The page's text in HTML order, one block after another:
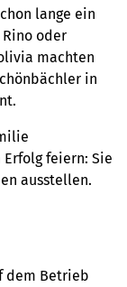
lange ein
Rino oder
machten
in
feiern: Sie
ausstellen.
dem Betrieb